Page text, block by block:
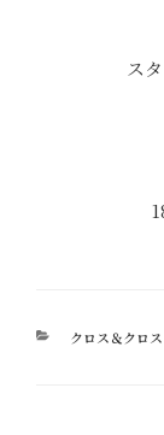
ス
カ
クロス＆クロス